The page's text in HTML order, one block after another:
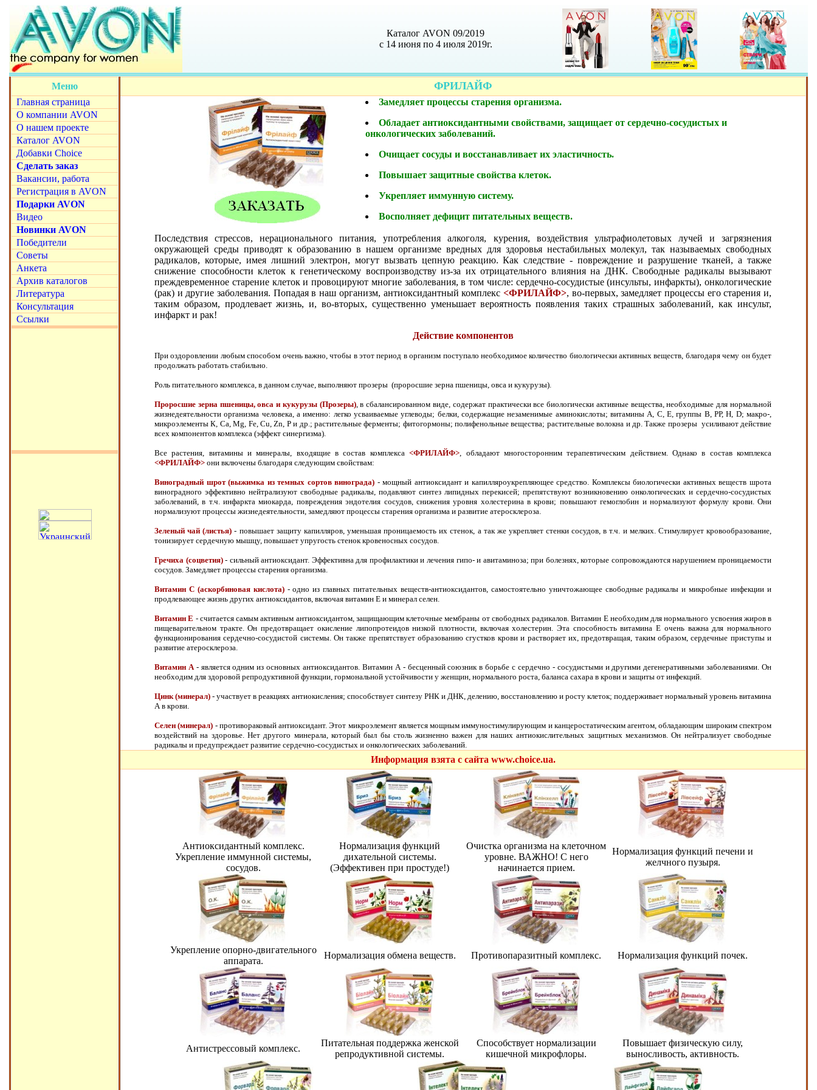
Каталог AVON 09/2019
с 14 июня по 4 июля 2019г.
Меню
Главная страница
О компании AVON
О нашем проекте
Каталог AVON
Добавки Choice
Сделать заказ
Вакансии, работа
Регистрация в AVON
Подарки AVON
Видео
Новинки AVON
Победители
Советы
Анкета
Архив каталогов
Литература
Консультация
Ссылки
ФРИЛАЙФ
Замедляет процессы старения организма.
Обладает антиоксидантными свойствами, защищает от сердечно-сосудистых и
онкологических заболеваний.
Очищает сосуды и восстанавливает их эластичность.
Повышает защитные свойства клеток.
Укрепляет иммунную систему.
Восполняет дефицит питательных веществ.
Последствия стрессов, нерационального питания, употребления алкоголя, курения, воздействия ультрафиолетовых лучей и загрязнения
окружающей среды приводят к образованию в нашем организме вредных для здоровья нестабильных молекул, так называемых свободных
радикалов, которые, имея лишний электрон, могут вызвать цепную реакцию. Как следствие - повреждение и разрушение тканей, а также
снижение способности клеток к генетическому воспроизводству из-за их отрицательного влияния на ДНК. Свободные радикалы вызывают
преждевременное старение клеток и провоцируют многие заболевания, в том числе: сердечно-сосудистые (инсульты, инфаркты), онкологические
(рак) и другие заболевания. Попадая в наш организм, антиоксидантный комплекс <ФРИЛАЙФ>, во-первых, замедляет процессы его старения и,
таким образом, продлевает жизнь, и, во-вторых, существенно уменьшает вероятность появления таких страшных заболеваний, как инсульт,
инфаркт и рак!
Действие компонентов
При оздоровлении любым способом очень важно, чтобы в этот период в организм поступало необходимое количество биологически активных веществ, благодаря чему он будет
продолжать работать стабильно.
Роль питательного комплекса, в данном случае, выполняют прозеры (проросшие зерна пшеницы, овса и кукурузы).
Проросшие зерна пшеницы, овса и кукурузы (Прозеры), в сбалансированном виде, содержат практически все биологически активные вещества, необходимые для нормальной
жизнедеятельности организма человека, а именно: легко усваиваемые углеводы; белки, содержащие незаменимые аминокислоты; витамины А, С, Е, группы В, РР, Н, D; макро-,
микроэлементы К, Са, Mg, Fe, Cu, Zn, P и др.; растительные ферменты; фитогормоны; полифенольные вещества; растительные волокна и др. Также прозеры усиливают действие
всех компонентов комплекса (эффект синергизма).
Все растения, витамины и минералы, входящие в состав комплекса<ФРИЛАЙФ>, обладают многосторонним терапевтическим действием. Однако в состав комплекса
<ФРИЛАЙФ> они включены благодаря следующим свойствам:
Виноградный шрот (выжимка из темных сортов винограда) - мощный антиоксидант и капилляроукрепляющее средство. Комплексы биологически активных веществ шрота
виноградного эффективно нейтрализуют свободные радикалы, подавляют синтез липидных перекисей; препятствуют возникновению онкологических и сердечно-сосудистых
заболеваний, в т.ч. инфаркта миокарда, повреждения эндотелия сосудов, снижения уровня холестерина в крови; повышают гемоглобин и нормализуют формулу крови. Они
нормализуют процессы жизнедеятельности, замедляют процессы старения организма и развитие атеросклероза.
Зеленый чай (листья) - повышает защиту капилляров, уменьшая проницаемость их стенок, а так же укрепляет стенки сосудов, в т.ч. и мелких. Стимулирует кровообразование,
тонизирует сердечную мышцу, повышает упругость стенок кровеносных сосудов.
Гречиха (соцветия)- сильный антиоксидант. Эффективна для профилактики и лечения гипо- и авитаминоза; при болезнях, которые сопровождаются нарушением проницаемости
сосудов. Замедляет процессы старения организма.
Витамин С (аскорбиновая кислота)- одно из главных питательных веществ-антиоксидантов, самостоятельно уничтожающее свободные радикалы и микробные инфекции и
продлевающее жизнь других антиоксидантов, включая витамин Е и минерал селен.
Витамин Е - считается самым активным антиоксидантом, защищающим клеточные мембраны от свободных радикалов. Витамин Е необходим для нормального усвоения жиров в
пищеварительном тракте. Он предотвращает окисление липопротеидов низкой плотности, включая холестерин. Эта способность витамина Е очень важна для нормального
функционирования сердечно-сосудистой системы. Он также препятствует образованию сгустков крови и растворяет их, предотвращая, таким образом, сердечные приступы и
развитие атеросклероза.
Витамин А- является одним из основных антиоксидантов. Витамин А - бесценный союзник в борьбе с сердечно - сосудистыми и другими дегенеративными заболеваниями. Он
необходим для здоровой репродуктивной функции, гормональной устойчивости у женщин, нормального роста, баланса сахара в крови и защиты от инфекций.
Цинк (минерал) - участвует в реакциях антиокисления; способствует синтезу РНК и ДНК, делению, восстановлению и росту клеток; поддерживает нормальный уровень витамина
А в крови.
Селен (минерал) - противораковый антиоксидант. Этот микроэлемент является мощным иммуностимулирующим и канцеростатическим агентом, обладающим широким спектром
воздействий на здоровье. Нет другого минерала, который был бы столь жизненно важен для наших антиокислительных защитных механизмов. Он нейтрализует свободные
радикалы и предупреждает развитие сердечно-сосудистых и онкологических заболеваний.
Информация взята с сайта www.choice.ua.
Антиоксидантный комплекс.
Укрепление иммунной системы,
сосудов.
Нормализация функций
дихательной системы.
(Эффективен при простуде!)
Очистка организма на клеточном
уровне. ВАЖНО! С него
начинается прием.
Нормализация функций печени и
желчного пузыря.
Укрепление опорно-двигательного
аппарата.
Нормализация обмена веществ. Противопаразитный комплекс. Нормализация функций почек.
Антистрессовый комплекс.
Питательная поддержка женской
репродуктивной системы.
Способствует нормализации
кишечной микрофлоры.
Повышает физическую силу,
выносливость, активность.